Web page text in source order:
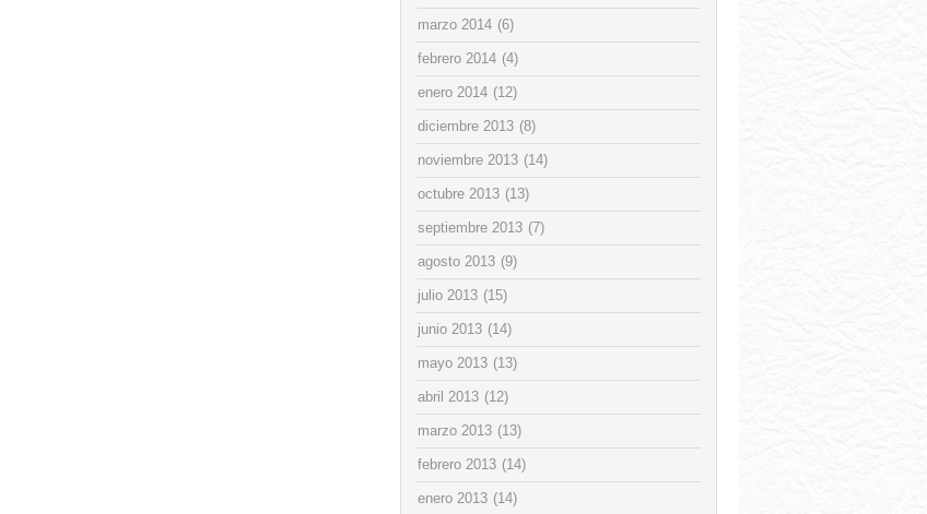
marzo 2014 (6)
febrero 2014 (4)
enero 2014 (12)
diciembre 2013 (8)
noviembre 2013 (14)
octubre 2013 (13)
septiembre 2013 (7)
agosto 2013 (9)
julio 2013 (15)
junio 2013 (14)
mayo 2013 (13)
abril 2013 (12)
marzo 2013 (13)
febrero 2013 (14)
enero 2013 (14)